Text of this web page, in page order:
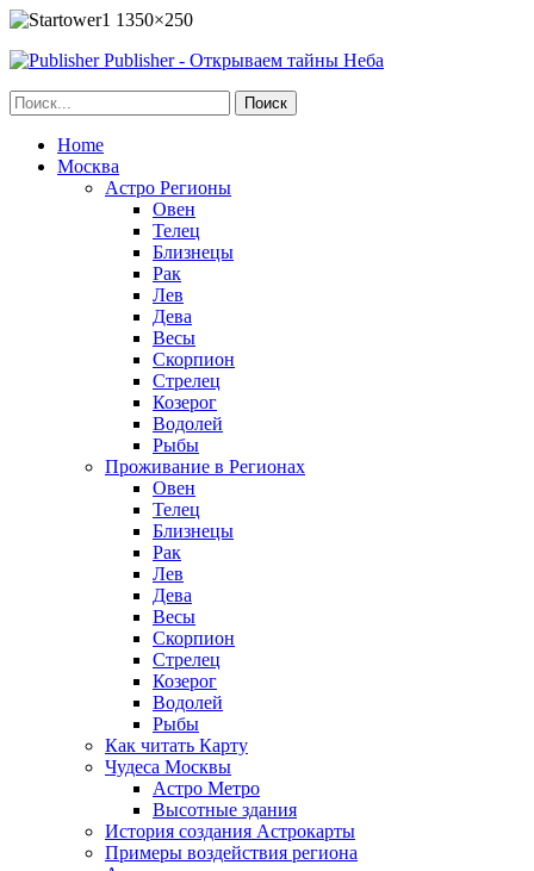
Publisher - Открываем тайны Неба
Home
Москва
Астро Регионы
Овен
Телец
Близнецы
Рак
Лев
Дева
Весы
Скорпион
Стрелец
Козерог
Водолей
Рыбы
Проживание в Регионах
Овен
Телец
Близнецы
Рак
Лев
Дева
Весы
Скорпион
Стрелец
Козерог
Водолей
Рыбы
Как читать Карту
Чудеса Москвы
Астро Метро
Высотные здания
История создания Астрокарты
Примеры воздействия региона